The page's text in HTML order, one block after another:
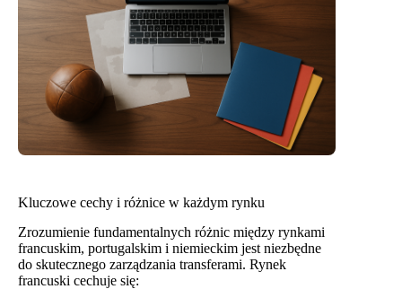
Kluczowe cechy i różnice w każdym rynku
Zrozumienie fundamentalnych różnic między rynkami
francuskim, portugalskim i niemieckim jest niezbędne
do skutecznego zarządzania transferami. Rynek
francuski cechuje się: